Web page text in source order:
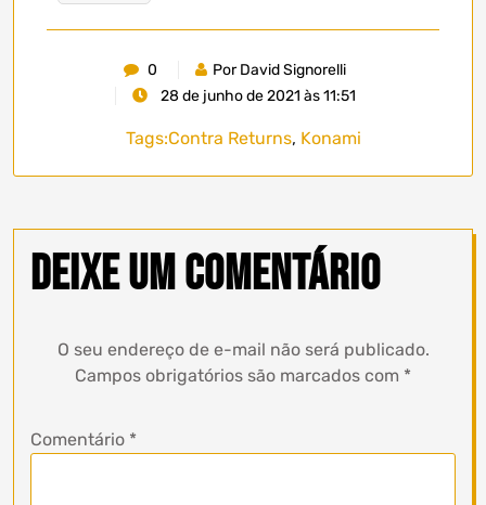
0
Por David Signorelli
28 de junho de 2021 às 11:51
Tags:Contra Returns, Konami
Deixe um comentário
O seu endereço de e-mail não será publicado.
Campos obrigatórios são marcados com *
Comentário *